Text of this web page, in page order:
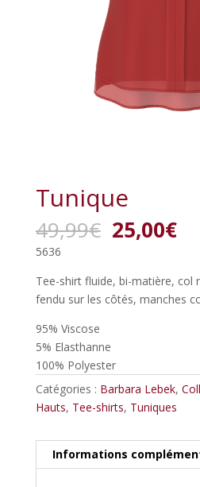
Tunique
49,99€ Le
prix
était :
49,99€.
25,00€Le
prix
5636
Tee-shirt fluide, bi-matière, col
fendu sur les côtés, manches
95% Viscose
5% Elasthanne
100% Polyester
Catégories : Barbara Lebek,
Hauts, Tee-shirts, Tuniques
Informations